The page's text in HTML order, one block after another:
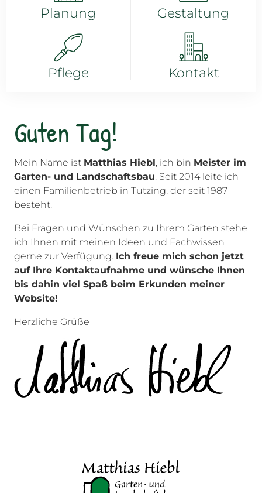
Planung Gestaltung
Pflege Kontakt
Guten Tag!
Mein Name ist Matthias Hiebl, ich bin Meister im
Garten- und Landschaftsbau. Seit 2014 leite ich
einen Familienbetrieb in Tutzing, der seit 1987
besteht.
Bei Fragen und Wünschen zu Ihrem Garten stehe
ich Ihnen mit meinen Ideen und Fachwissen
gerne zur Verfügung. Ich freue mich schon jetzt
auf Ihre Kontaktaufnahme und wünsche Ihnen
bis dahin viel Spaß beim Erkunden meiner
Website!
Herzliche Grüße